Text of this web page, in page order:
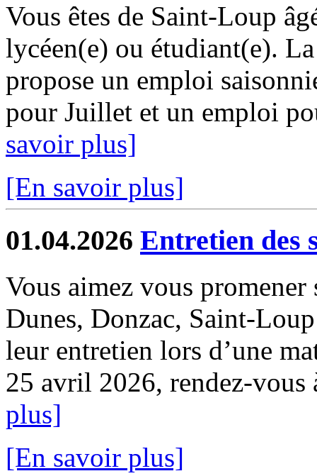
Vous êtes de Saint-Loup
lycéen(e) ou étudiant(e).
propose un emploi
pour Juillet et un emploi
savoir plus]
[En savoir plus]
01.04.2026 Entretien des
Vous aimez vous
Dunes, Donzac, Saint-
leur entretien lors d’une
25 avril 2026, rendez-vous
plus]
[En savoir plus]